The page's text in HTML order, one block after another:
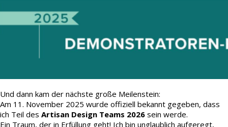
Und dann kam der nächste große Meilenstein:
Am 11. November 2025 wurde offiziell bekannt gegeben, dass
ich Teil des Artisan Design Teams 2026 sein werde.
Ein Traum, der in Erfüllung geht! Ich bin unglaublich aufgeregt,